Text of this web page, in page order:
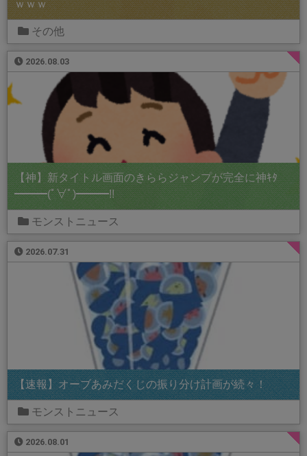
ｗｗｗ
その他
2026.08.03
【神】新タイトル画面のきららジャンプが完全に神ｷﾀ
━━━(ﾟ∀ﾟ)━━━!!
モンストニュース
2026.07.31
【速報】オーブあみだくじの振り分け計画が続々！
モンストニュース
2026.08.01